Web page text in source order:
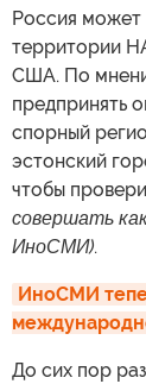
Россия может
территории
США. По
предпринять
спорный
эстонский
чтобы
совершать
ИноСМИ).
ИноСМИ
До сих пор